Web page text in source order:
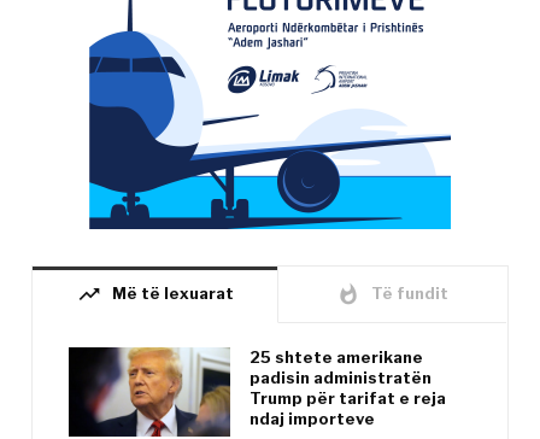
trending_up Më të lexuarat whatshot Të fundit
25 shtete amerikane
padisin administratën
Trump për tarifat e reja
ndaj importeve